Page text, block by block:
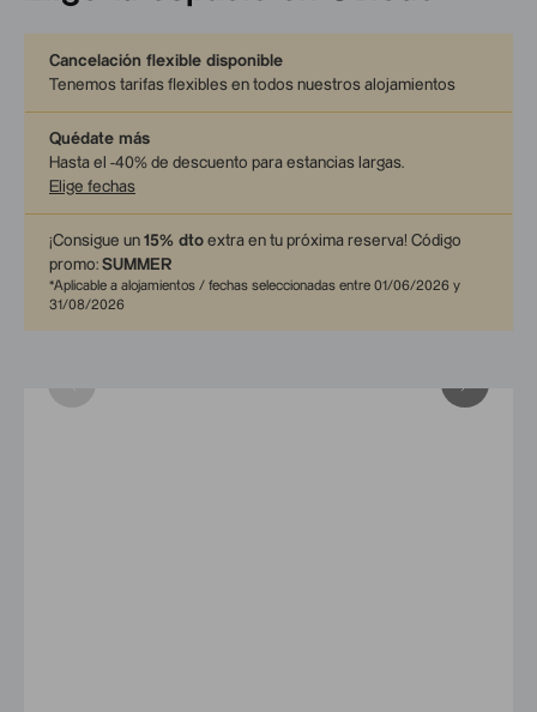
Cancelación flexible disponible
Tenemos tarifas flexibles en todos nuestros alojamientos
Quédate más
Hasta el -40% de descuento para estancias largas.
Elige fechas
¡Consigue un 15% dto extra en tu próxima reserva! Código
promo: SUMMER
*Aplicable a alojamientos / fechas seleccionadas entre 01/06/2026 y
31/08/2026